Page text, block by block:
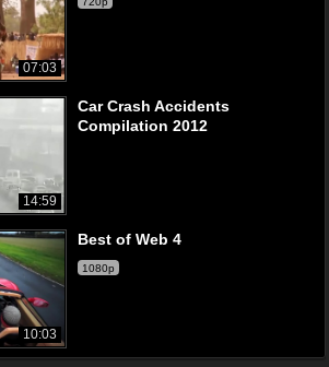
07:03
14:59
Car Crash Accidents
Compilation 2012
10:03
Best of Web 4
1080p